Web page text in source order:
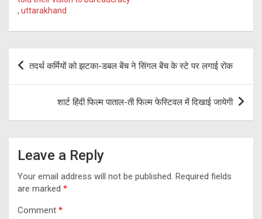
b
k
gr er s
p
, uttarakhand
Post
navigation
तदर्थ कर्मियों को झटका-डबल बेंच ने सिंगल बेंच के स्टे पर लगाई रोक
शार्ट हिंदी फिल्म पाताल-ती फिल्म फेस्टिवल में दिखाई जायेगी
Leave a Reply
Your email address will not be published. Required fields
are marked *
Comment *